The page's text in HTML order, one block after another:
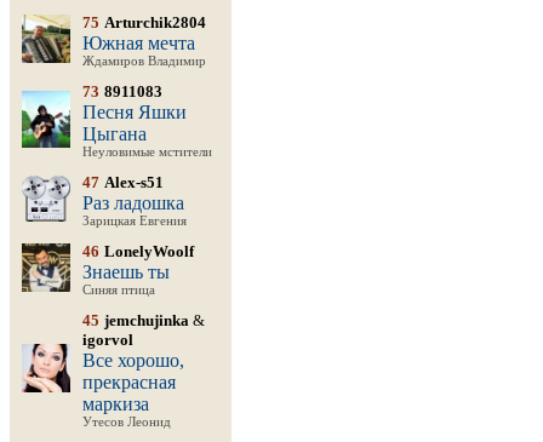
75 Arturchik2804
Южная мечта
Ждамиров Владимир
73 8911083
Песня Яшки
Цыгана
Неуловимые мстители
47 Alex-s51
Раз ладошка
Зарицкая Евгения
46 LonelyWoolf
Знаешь ты
Синяя птица
45 jemchujinka &
igorvol
Все хорошо,
прекрасная
маркиза
Утесов Леонид